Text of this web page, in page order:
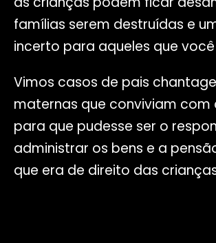
famílias serem destruídas e
incerto para aqueles que
Vimos casos de pais
maternas que conviviam com
para que pudesse ser o
administrar os bens e a
que era de direito das